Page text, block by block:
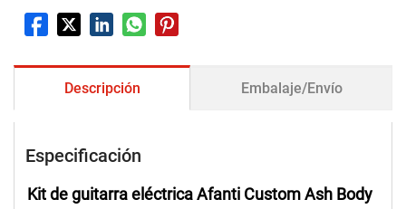
Descripción Embalaje/Envío
Especificación
Kit de guitarra eléctrica Afanti Custom Ash Body